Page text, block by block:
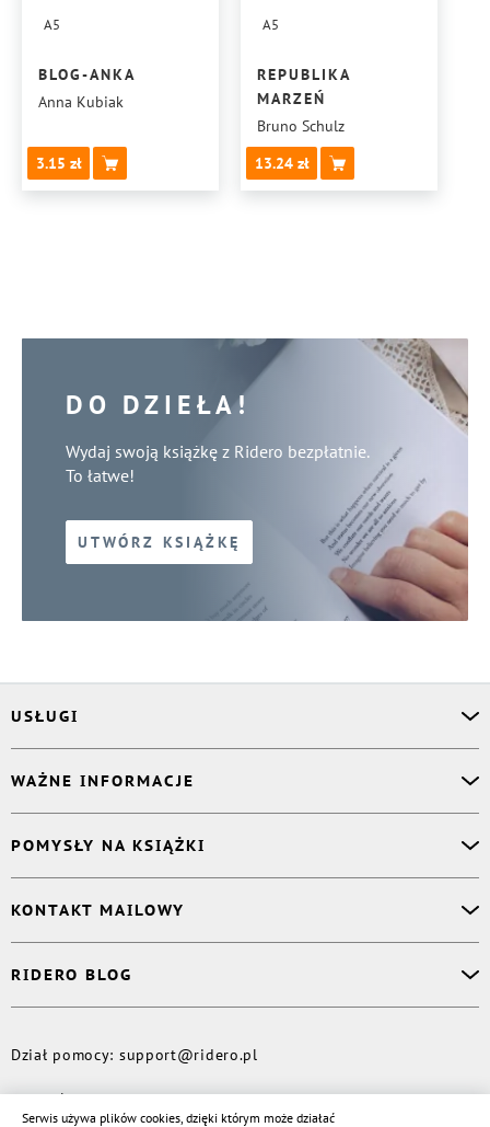
A5
BLOG-ANKA
Anna Kubiak
3.15
A5
REPUBLIKA
MARZEŃ
Bruno Schulz
13.24
DO DZIEŁA!
Wydaj swoją książkę z Ridero bezpłatnie.
To łatwe!
UTWÓRZ KSIĄŻKĘ
USŁUGI
Korektor
Projektant okładki
Druk Twojej książki
Publikacja
WAŻNE INFORMACJE
Książki Ridero
Pomoc
Polityka prywatności
POMYSŁY NA KSIĄŻKI
Dzienniczek malucha
Książka eksperta
Wydaj tomik poezji
KONTAKT MAILOWY
Kontakt dla mediów
RIDERO BLOG
Więcej
© Rideró, 2013—2026
Dział pomocy: support@ridero.pl
Serwis używa plików cookies, dzięki którym może działać